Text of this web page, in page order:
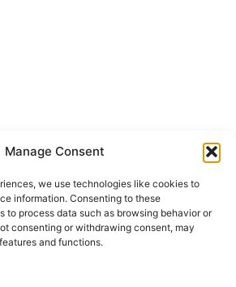
Manage Consent
we use technologies like cookies to
information. Consenting to these
to process data such as browsing behavior or
consenting or withdrawing consent, may
and functions.